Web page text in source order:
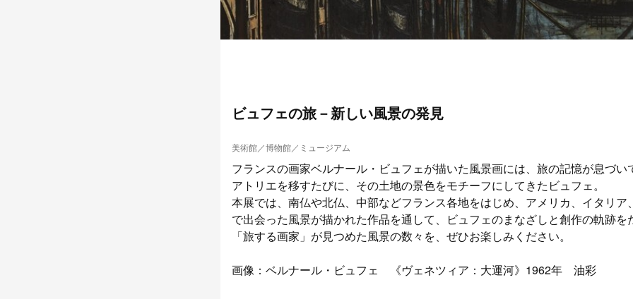
ビュフェの旅－新しい風景の発見
美術館／博物館／ミュージアム
フランスの画家ベルナール・ビュフェが描いた風景画には、旅の記憶が息づ
アトリエを移すたびに、その土地の景色をモチーフにしてきたビュフェ。
本展では、南仏や北仏、中部などフランス各地をはじめ、アメリカ、イタリア
で出会った風景が描かれた作品を通して、ビュフェのまなざしと創作の軌跡
「旅する画家」が見つめた風景の数々を、ぜひお楽しみください。
画像：ベルナール・ビュフェ 《ヴェネツィア：大運河》1962年 油彩